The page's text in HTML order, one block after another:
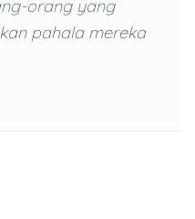
orang yang
pahala mereka